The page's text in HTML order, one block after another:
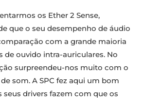
os Ether 2 Sense,
que o seu desempenho de áudio
com a grande maioria
de ouvido intra-auriculares. No
surpreendeu-nos muito com o
som. A SPC fez aqui um bom
seus drivers fazem com que os